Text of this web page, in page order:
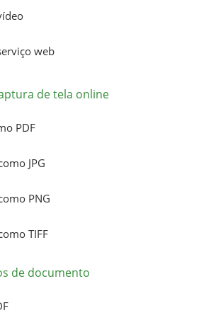
web
de tela online
PDF
JPG
PNG
TIFF
de documento